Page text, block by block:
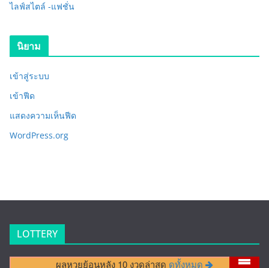
ไลฟ์สไตล์ -แฟชั่น
นิยาม
เข้าสู่ระบบ
เข้าฟีด
แสดงความเห็นฟีด
WordPress.org
LOTTERY